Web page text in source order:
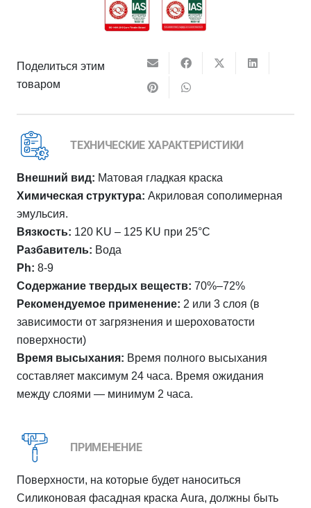
Поделиться этим
товаром
ТЕХНИЧЕСКИЕ ХАРАКТЕРИСТИКИ
Внешний вид: Матовая гладкая краска
Химическая структура: Акриловая сополимерная
эмульсия.
Вязкость: 120 KU – 125 KU при 25°C
Разбавитель: Вода
Ph: 8-9
Содержание твердых веществ: 70%–72%
Рекомендуемое применение: 2 или 3 слоя (в
зависимости от загрязнения и шероховатости
поверхности)
Время высыхания: Время полного высыхания
составляет максимум 24 часа. Время ожидания
между слоями — минимум 2 часа.
ПРИМЕНЕНИЕ
Поверхности, на которые будет наноситься
Силиконовая фасадная краска Aura, должны быть